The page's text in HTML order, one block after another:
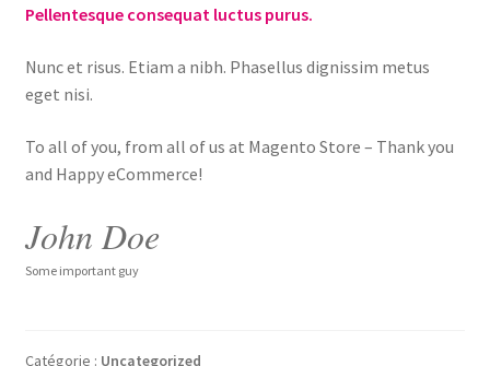
Pellentesque consequat luctus purus.
Nunc et risus. Etiam a nibh. Phasellus dignissim metus
eget nisi.
To all of you, from all of us at Magento Store – Thank you
and Happy eCommerce!
John Doe
Some important guy
Catégorie : Uncategorized